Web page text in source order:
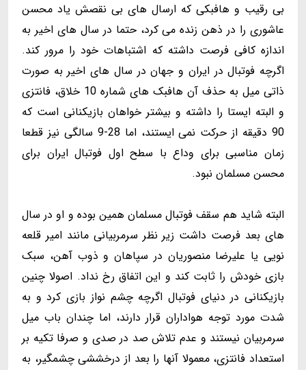
بی رقیب و هافبکی که ارسال های بی نقصش یاد محسن
عاشوری را در ذهن زنده می کرد، حتما در سال های اخیر به
اندازه کافی فرصت داشته که اشتباهات خود را مرور کند.
اگرچه فوتبال در ایران و جهان در سال های اخیر به صورت
ذاتی میل به حذف آن هافبک های شماره 10 خلاق، فانتزی
و البته ایستا را داشته و بیشتر خواهان بازیکنانی است که
90 دقیقه از حرکت نمی ایستند، اما 28-9 سالگی نیز قطعا
زمان مناسبی برای وداع با سطح اول فوتبال ایران برای
محسن مسلمان نبود.
البته شاید هم سقف فوتبال مسلمان همین بوده و او در سال
های بعد فرصت داشت زیر نظر سرمربیانی مانند امیر قلعه
نویی یا علیرضا منصوریان در سپاهان و ذوب آهن، سبک
بازی خودش را ثابت کند و این اتفاق رخ نداد. اصولا چنین
بازیکنانی در دنیای فوتبال اگرچه چشم نواز بازی کرد و به
شدت مورد توجه هواداران قرار دارند، اما چندان باب میل
سرمربیان نیستند و عدم تلاش صد در صدی و صرفا تکیه بر
استعداد فانتزی، معمولا آنها را بعد از درخششی چشمگیر، به